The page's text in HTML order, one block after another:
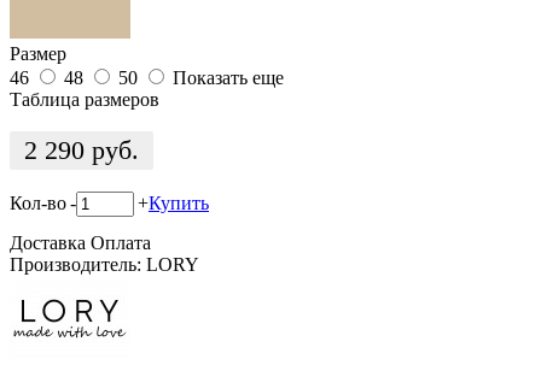
Размер
46
48 50
Показать еще
Таблица размеров
2 290 руб.
Кол-во- +Купить
Доставка Оплата
Производитель: LORY